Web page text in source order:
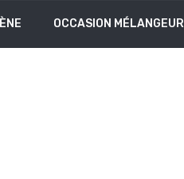
OCCASION MÉLANGEUR